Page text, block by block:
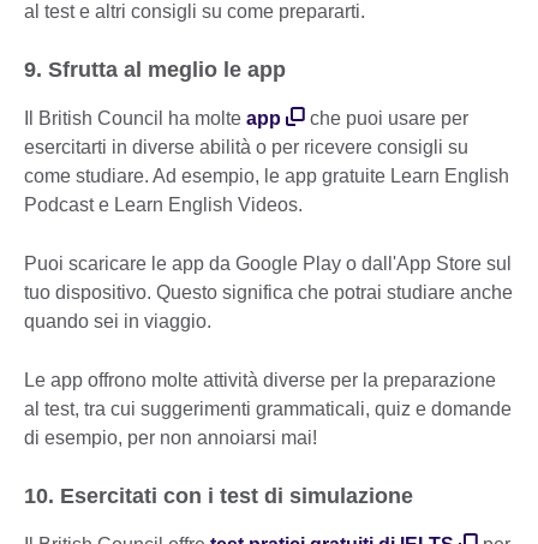
al test e altri consigli su come prepararti.
9. Sfrutta al meglio le app
Il British Council ha molte app
che puoi usare per
esercitarti in diverse abilità o per ricevere consigli su
come studiare. Ad esempio, le app gratuite Learn English
Podcast e Learn English Videos.
Puoi scaricare le app da Google Play o dall'App Store sul
tuo dispositivo. Questo significa che potrai studiare anche
quando sei in viaggio.
Le app offrono molte attività diverse per la preparazione
al test, tra cui suggerimenti grammaticali, quiz e domande
di esempio, per non annoiarsi mai!
10. Esercitati con i test di simulazione